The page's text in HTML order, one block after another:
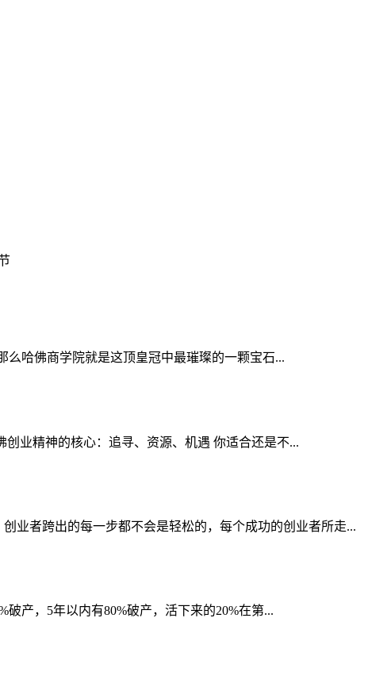
么哈佛商学院就是这顶皇冠中最璀璨的一颗宝石...
业精神的核心：追寻、资源、机遇 你适合还是不...
业者跨出的每一步都不会是轻松的，每个成功的创业者所走...
产，5年以内有80%破产，活下来的20%在第...